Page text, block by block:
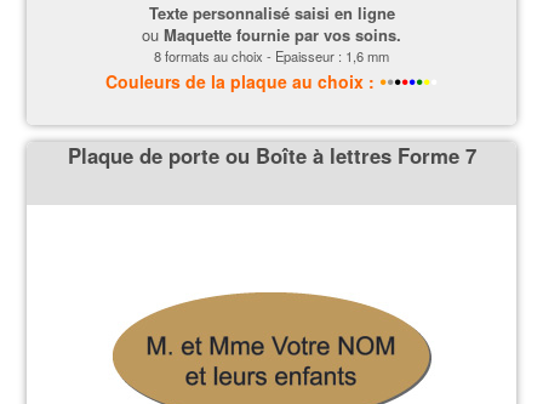
Texte personnalisé saisi en ligne
ou Maquette fournie par vos soins.
8 formats au choix - Epaisseur : 1,6 mm
Couleurs de la plaque au choix : •••••••
Plaque de porte ou Boîte à lettres Forme 7